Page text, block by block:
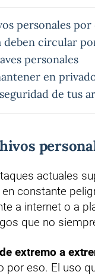
personales por
deben circular
personales
en
de tus
actuales
constante
a internet o a
que no
extremo a
por eso. El uso